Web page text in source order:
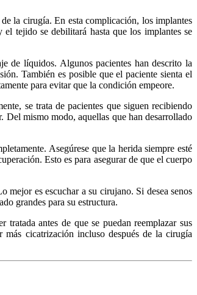
la cirugía. En esta complicación, los implantes
tejido se debilitará hasta que los implantes se
de líquidos. Algunos pacientes han descrito la
También es posible que el paciente sienta el
para evitar que la condición empeore.
se trata de pacientes que siguen recibiendo
Del mismo modo, aquellas que han desarrollado
Asegúrese que la herida siempre esté
Esto es para asegurar de que el cuerpo
mejor es escuchar a su cirujano. Si desea senos
grandes para su estructura.
tratada antes de que se puedan reemplazar sus
cicatrización incluso después de la cirugía